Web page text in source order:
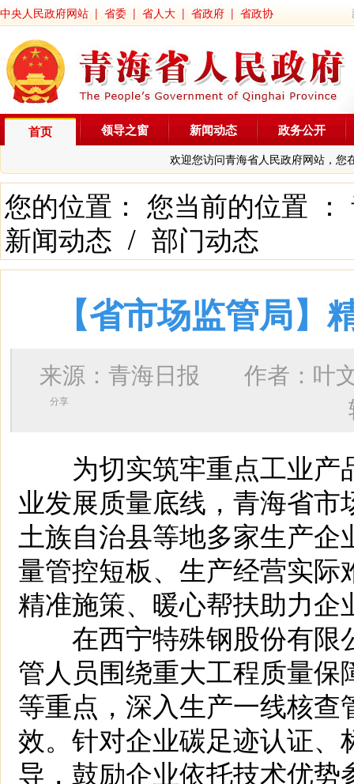
中央人民政府网站 | 省委 | 省人大 | 省政府 | 省政协
首页
欢迎您访问青海省人民政府网站，您
领导之窗 新闻动态 政务公开
您的位置： 您当前的位置 ：
新闻动态 / 部门动态
【省市场监管局
来源：青海日报 作者： 叶
分享
为切实筑牢重点工业产
业发展质量底线，青海省
土族自治县等地多家生产
量管控短板、生产经营实
精准施策、暖心帮扶助力企
在西宁特殊钢股份有限
管人员围绕重大工程质量
等重点，深入生产一线核
效。针对企业碳足迹认证
导，鼓励企业依托技术优